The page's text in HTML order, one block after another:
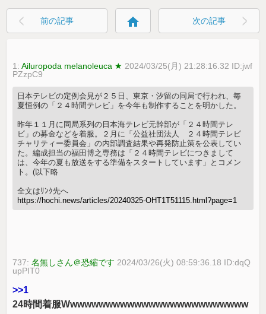
前の記事 home 次の記事
1:Ailuropoda melanoleuca ★ 2024/03/25(月) 21:28:16.32 ID:jwf
PZzpC9
日本テレビの定例会見が２５日、東京・汐留の同局で行われ、毎
夏恒例の「２４時間テレビ」を今年も制作することを明かした。
昨年１１月に同局系列の日本海テレビ元幹部が「２４時間テレ
ビ」の募金などを着服。２月に「公益社団法人 ２４時間テレビ
チャリティー委員会」の内部調査結果や再発防止策を公表してい
た。編成担当の福田博之専務は「２４時間テレビにつきまして
は、今年の夏も放送をする準備をスタートしています」とコメン
ト。(以下略
全文はﾘﾝｸ先へ
https://hochi.news/articles/20240325-OHT1T51115.html?page=1
737:名無しさん＠恐縮です 2024/03/26(火) 08:59:36.18 ID:dqQ
upPIT0
>>1
24時間着服Wwwwwwwwwwwwwwwwwwwwwwwwww